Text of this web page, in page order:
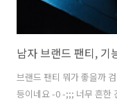
남자 브랜드 팬티, 기
브랜드 팬티 뭐가 좋을까
등이네요 -0 -;;; 너무 흔한